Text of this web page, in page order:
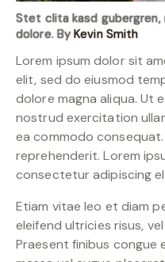
Stet clita kasd
dolore. ByKevin Smith
Lorem ipsum dolor sit
elit, sed do eiusmod
dolore magna aliqua. Ut
nostrud exercitation
ea commodo
reprehenderit. Lorem
consectetur adipiscing
Etiam vitae leo et diam
eleifend ultricies risus,
Praesent finibus congue